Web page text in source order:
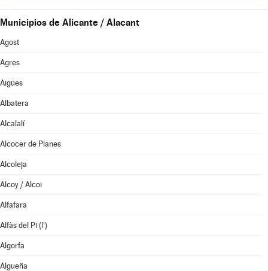
Municipios de Alicante / Alacant
Agost
Agres
Aigües
Albatera
Alcalalí
Alcocer de Planes
Alcoleja
Alcoy / Alcoi
Alfafara
Alfàs del Pi (l')
Algorfa
Algueña